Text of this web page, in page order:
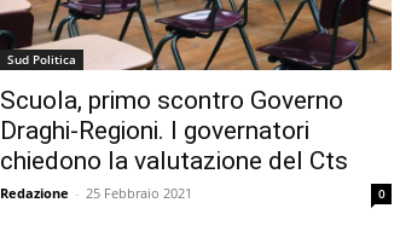
Sud Politica
Scuola, primo scontro Governo
Draghi-Regioni. I governatori
chiedono la valutazione del Cts
Redazione - 25 Febbraio 2021 0